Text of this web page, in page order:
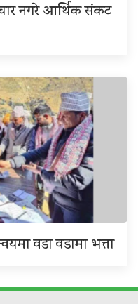
नगरे आर्थिक संकट
वडा वडामा भत्ता